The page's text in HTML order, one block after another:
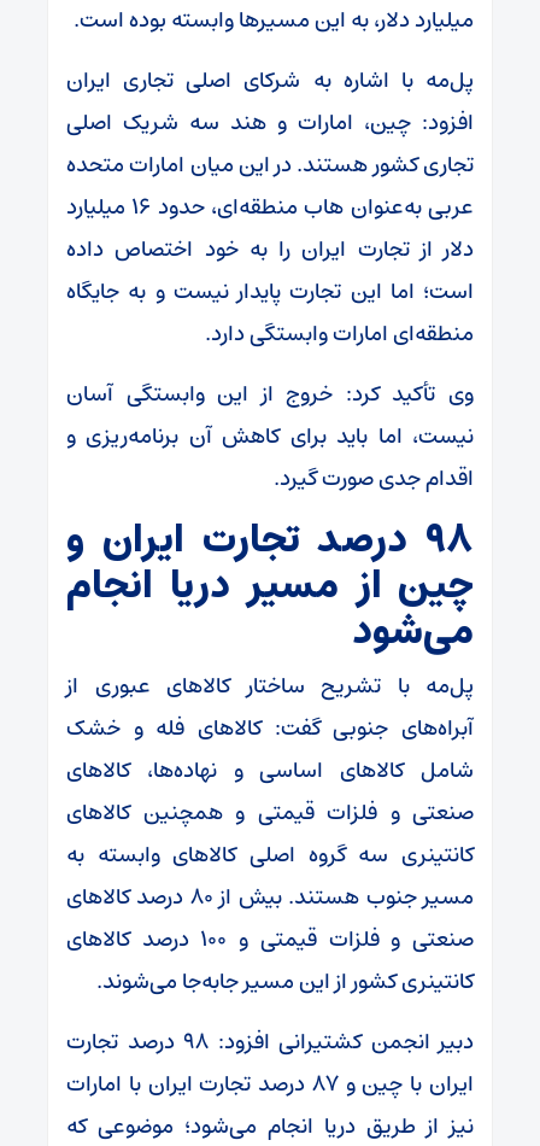
میلیارد دلار، به این مسیر‌ها وابسته بوده است.
پل‌مه با اشاره به شرکای اصلی تجاری ایران
افزود: چین، امارات و هند سه شریک اصلی
تجاری کشور هستند. در این میان امارات متحده
عربی به‌عنوان هاب منطقه‌ای، حدود ۱۶ میلیارد
دلار از تجارت ایران را به خود اختصاص داده
است؛ اما این تجارت پایدار نیست و به جایگاه
منطقه‌ای امارات وابستگی دارد.
وی تأکید کرد: خروج از این وابستگی آسان
نیست، اما باید برای کاهش آن برنامه‌ریزی و
اقدام جدی صورت گیرد.
۹۸ درصد تجارت ایران و
چین از مسیر دریا انجام
می‌شود
پل‌مه با تشریح ساختار کالا‌های عبوری از
آبراه‌های جنوبی گفت: کالا‌های فله و خشک
شامل کالا‌های اساسی و نهاده‌ها، کالا‌های
صنعتی و فلزات قیمتی و همچنین کالا‌های
کانتینری سه گروه اصلی کالا‌های وابسته به
مسیر جنوب هستند. بیش از ۸۰ درصد کالا‌های
صنعتی و فلزات قیمتی و ۱۰۰ درصد کالا‌های
کانتینری کشور از این مسیر جابه‌جا می‌شوند.
دبیر انجمن کشتیرانی افزود: ۹۸ درصد تجارت
ایران با چین و ۸۷ درصد تجارت ایران با امارات
نیز از طریق دریا انجام می‌شود؛ موضوعی که